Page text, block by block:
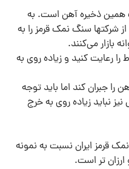
همین ذخیره آهن است. به
شرکتها سنگ نمک قرمز را به
بازار می‌کنند.
را رعایت کنید و زیاده روی به
را جبران کند اما باید توجه
نباید زیاده روی به خرج
قرمز ایران نسبت به نمونه
ارزان تر است.